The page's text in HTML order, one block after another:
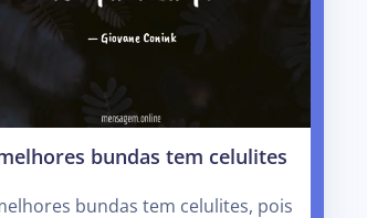
bundas tem celulites
bundas tem celulites, pois